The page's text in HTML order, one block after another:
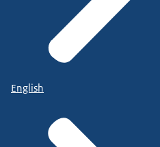
English